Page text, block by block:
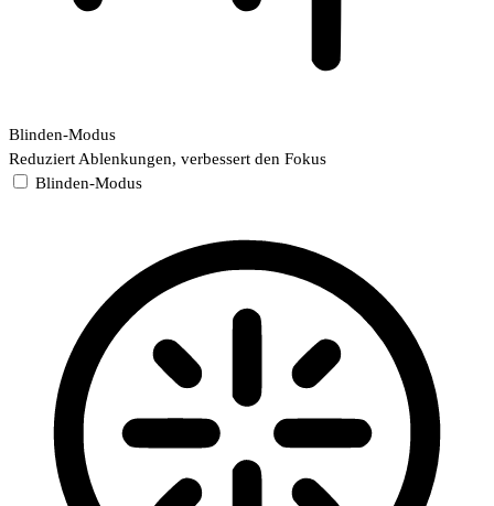
Blinden-Modus
Reduziert Ablenkungen, verbessert den Fokus
Blinden-Modus